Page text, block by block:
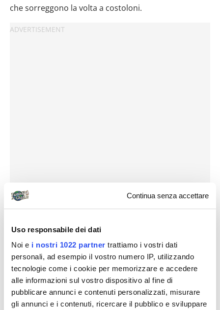
Continua senza accettare
Uso responsabile dei dati
Noi e i nostri 1022 partner trattiamo i vostri dati
personali, ad esempio il vostro numero IP, utilizzando
tecnologie come i cookie per memorizzare e accedere
alle informazioni sul vostro dispositivo al fine di
pubblicare annunci e contenuti personalizzati, misurare
gli annunci e i contenuti, ricercare il pubblico e sviluppare
che sorreggono la volta a costoloni.